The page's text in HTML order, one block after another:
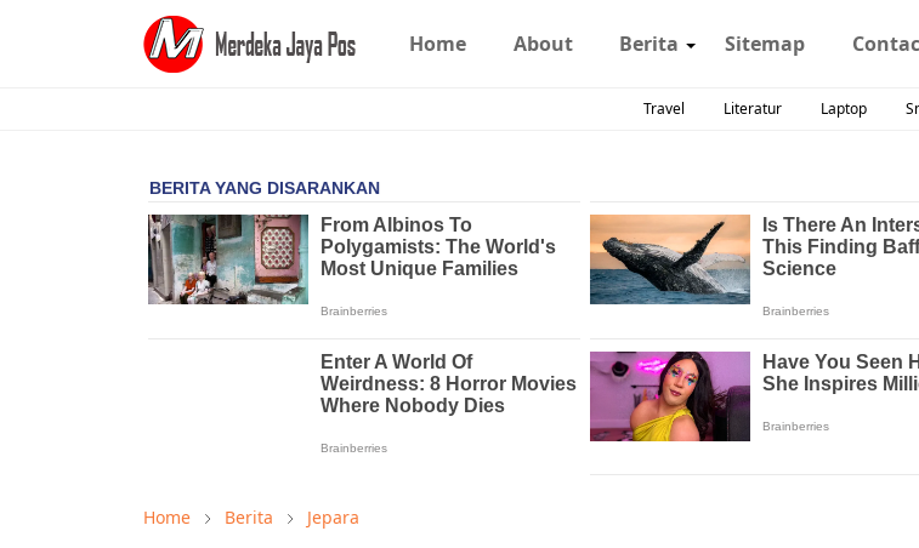
Home About Berita Sitemap
Travel Literatur Laptop
Home Berita Jepara